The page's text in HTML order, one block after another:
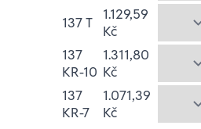
137 T
1.129,59
Kč
137
KR-10
1.311,80
Kč
137
KR-7
1.071,39
Kč